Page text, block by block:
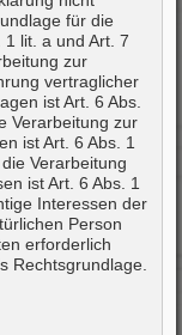
für die
1 lit. a und Art. 7
zur
vertraglicher
ist Art. 6 Abs.
Verarbeitung zur
ist Art. 6 Abs. 1
Verarbeitung
ist Art. 6 Abs. 1
Interessen der
Person
erforderlich
Rechtsgrundlage.